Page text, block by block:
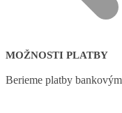
MOŽNOSTI PLATBY
Berieme platby